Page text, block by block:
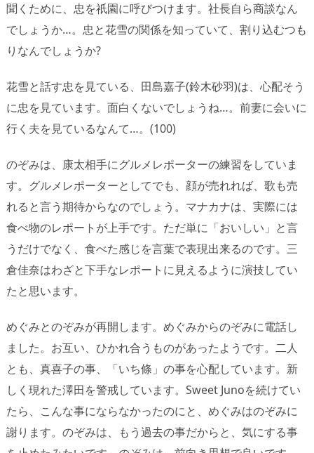
聞くために、忠を祇園に呼びつけます。社長自ら商談なん
でしょうか…。忠と花雪の関係を知っていて、割り込むつも
りなんでしょうか?
花雪と話す忠を見ている、田島嘉子(鈴木砂羽)は、心配そう
に忠を見ています。面白くないでしょうね…。前妻に会いに
行く夫を見ているなんて…。(100)
のぞみは、康太相手にグルメレポーターの練習をしていま
す。グルメレポーターとしてでも、顔が売れれば、歌も売
れると言う期待からなのでしょう。マナカナは、実際には
食べ物のレポートが上手です。ただ単に「おいしい」と言
うだけでなく、食べた感じを言葉で表現出来るのです。三
倉佳奈はわざと下手なレポートに見えるように演技してい
たと思います。
めぐみとのぞみが再開します。めぐみからのぞみに電話し
ました。お互い、ひかれ合うものがあったようです。二人
とも、真喜子の事、「いち條」の事を心配しています。新
しく現れた澤田を警戒しています。Sweet Junoを続けてい
たら、こんな事にならなかったのにと、めぐみはのぞみに
謝ります。のぞみは、もう過去の事だからと、気にする事